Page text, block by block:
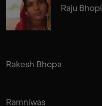
Raju Bhopi
Rakesh Bhopa
Ramniwas